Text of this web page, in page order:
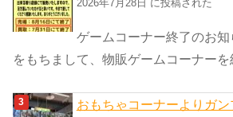
2026年7月28日 に投稿された
ゲームコーナー終了のお
をもちまして、物販ゲームコーナーを
おもちゃコーナーよりガ